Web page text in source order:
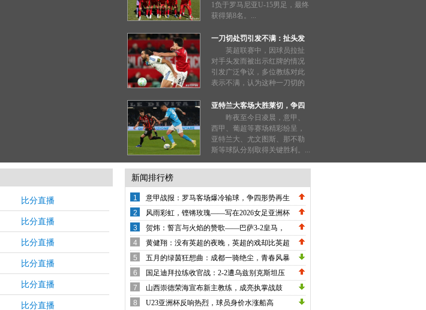
1负于罗马尼亚U-15男足，最终
获得第8名。...
一刀切处罚引发不满：扯头发
也能被禁赛三场？
英超联赛中，因球员拉扯
对手头发而被出示红牌的情况
引发广泛争议，多位教练对此
表示不满，认为这种一刀切的
亚特兰大客场大胜莱切，争四
形势明朗昨夜至今日凌晨，意甲、
西甲、葡超等赛场精彩纷呈，
亚特兰大、尤文图斯、那不勒
斯等球队分别取得关键胜利。...
比分直播
比分直播
比分直播
比分直播
比分直播
比分直播
新闻排行榜
1
意甲战报：罗马客场爆冷输球，争四形势再生
变数，劳塔罗刷新纪录国米高歌猛进！
2
风雨彩虹，铿锵玫瑰——写在2026女足亚洲杯
备战关键节点的深情礼赞
3
贺炜：誓言与火焰的赞歌——巴萨3-2皇马，
西甲冠军悬念在五月重生
4
黄健翔：没有英超的夜晚，英超的戏却比英超
还英超！
5
五月的绿茵狂想曲：成都一骑绝尘，青春风暴
席卷中超
6
国足迪拜拉练收官战：2-2遭乌兹别克斯坦压
哨绝平，邵佳一执教初现战术雏形
7
山西崇德荣海宣布新主教练，成亮执掌战鼓
8
U23亚洲杯反响热烈，球员身价水涨船高